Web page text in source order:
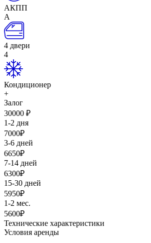
АКПП
А
4 двери
4
Кондиционер
+
Залог
30000 ₽
1-2 дня
7000₽
3-6 дней
6650₽
7-14 дней
6300₽
15-30 дней
5950₽
1-2 мес.
5600₽
Технические характеристики
Условия аренды